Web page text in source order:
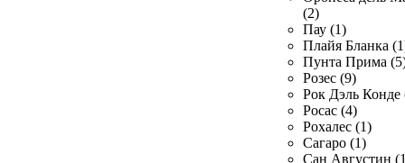
(2)
Пау (1)
Плайя Бланка
Пунта Прима
Розес (9)
Рок Дэль Конде
Росас (4)
Рохалес (1)
Сагаро (1)
Сан Августин